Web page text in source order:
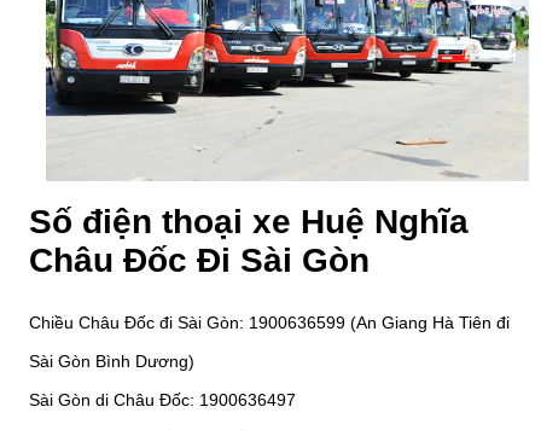
Số điện thoại xe Huệ Nghĩa
Châu Đốc Đi Sài Gòn
Chiều Châu Đốc đi Sài Gòn: 1900636599 (An Giang Hà Tiên đi
Sài Gòn Bình Dương)
Sài Gòn di Châu Đốc: 1900636497